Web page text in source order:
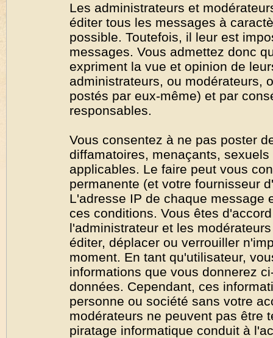
Les administrateurs et
éditer tous les messages à
possible. Toutefois, il leur est
messages. Vous admettez donc
expriment la vue et opinion de
administrateurs, ou modérateurs,
postés par eux-même) et par
responsables.
Vous consentez à ne pas poster
diffamatoires, menaçants,
applicables. Le faire peut vous
permanente (et votre fournisseur
L'adresse IP de chaque message
ces conditions. Vous êtes
l'administrateur et les
éditer, déplacer ou verrouiller
moment. En tant qu'utilisateur,
informations que vous donnerez
données. Cependant, ces
personne ou société sans votre
modérateurs ne peuvent pas être
piratage informatique conduit à